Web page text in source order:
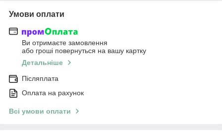
Умови оплати
Ви отримаєте замовлення
або гроші повернуться на вашу картку
Детальніше
Післяплата
Оплата на рахунок
Всі умови оплати